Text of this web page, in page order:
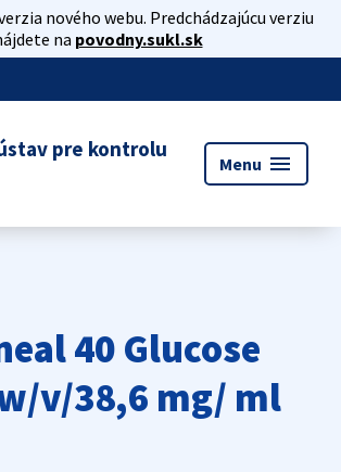
nového webu. Predchádzajúcu verziu
na povodny.sukl.sk
pre kontrolu
Menu menu
40 Glucose
v/38,6 mg/ ml